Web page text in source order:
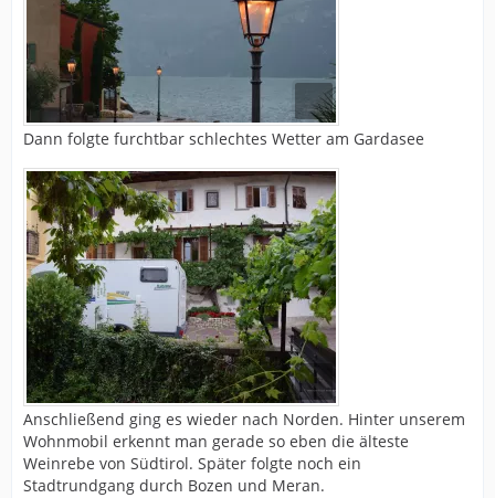
Dann folgte furchtbar schlechtes Wetter am Gardasee
Anschließend ging es wieder nach Norden. Hinter unserem
Wohnmobil erkennt man gerade so eben die älteste
Weinrebe von Südtirol. Später folgte noch ein
Stadtrundgang durch Bozen und Meran.